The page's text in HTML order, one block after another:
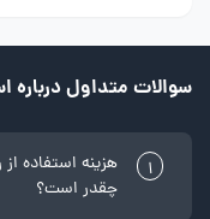
سوالات متداول
1
هزینه استفاده
چقدر است؟